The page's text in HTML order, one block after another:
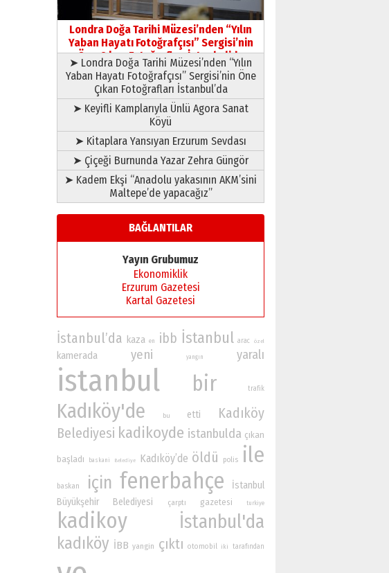
Yusuf POLAT
Şampiyonluk Sebahattin
Şirin’e yazar
11 Mayıs 2026 Pazartesi
Londra Doğa Tarihi Müzesi’nden “Yılın
Yaban Hayatı Fotoğrafçısı” Sergisi’nin
Öne Çıkan Fotoğrafları İstanbul’da
➤ Londra Doğa Tarihi Müzesi’nden “Yılın
Yaban Hayatı Fotoğrafçısı” Sergisi’nin Öne
Çıkan Fotoğrafları İstanbul’da
➤ Keyifli Kamplarıyla Ünlü Agora Sanat
Köyü
➤ Kitaplara Yansıyan Erzurum Sevdası
➤ Çiçeği Burnunda Yazar Zehra Güngör
➤ Kadem Ekşi “Anadolu yakasının AKM’sini
Maltepe’de yapacağız”
BAĞLANTILAR
Yayın Grubumuz
Ekonomiklik
Erzurum Gazetesi
Kartal Gazetesi
İstanbul’da kaza en ibb İstanbul arac özel
kamerada yeni yangın yaralı
istanbul bir trafik
Kadıköy'de bu etti
Kadıköy
Belediyesi kadikoyde istanbulda çıkan
başladı baskani Belediye Kadıköy’de öldü polis ile
baskan için fenerbahçe
İstanbul
Büyükşehir Belediyesi
çarptı gazetesi turkiye
kadikoy İstanbul'da
kadıköy İBB yangin çıktı otomobil iki tarafından